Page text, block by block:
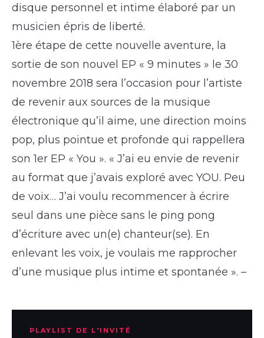
disque personnel et intime élaboré par un
musicien épris de liberté.
1ère étape de cette nouvelle aventure, la
sortie de son nouvel EP « 9 minutes » le 30
novembre 2018 sera l’occasion pour l’artiste
de revenir aux sources de la musique
électronique qu’il aime, une direction moins
pop, plus pointue et profonde qui rappellera
son 1er EP « You ». « J’ai eu envie de revenir
au format que j’avais exploré avec YOU. Peu
de voix… J’ai voulu recommencer à écrire
seul dans une pièce sans le ping pong
d’écriture avec un(e) chanteur(se). En
enlevant les voix, je voulais me rapprocher
d’une musique plus intime et spontanée ». –
PLAYLIST DE L'INVITÉ